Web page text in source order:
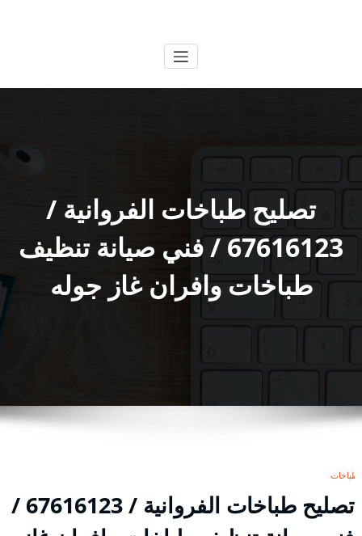
تصليح طباخات الفروانية /
67616123 / فني صيانة تنظيف
طباخات وافران غاز جوله
طباخات
تصليح طباخات الفروانية / 67616123 /